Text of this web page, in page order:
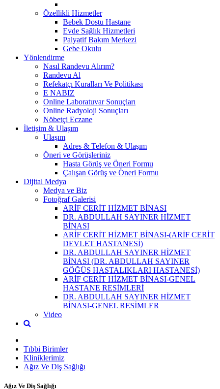
Özellikli Hizmetler
Bebek Dostu Hastane
Evde Sağlık Hizmetleri
Palyatif Bakım Merkezi
Gebe Okulu
Yönlendirme
Nasıl Randevu Alırım?
Randevu Al
Refekatçı Kuralları Ve Politikası
E NABIZ
Online Laboratuvar Sonuçları
Online Radyoloji Sonuçları
Nöbetçi Eczane
İletişim & Ulaşım
Ulaşım
Adres & Telefon & Ulaşım
Öneri ve Görüşleriniz
Hasta Görüş ve Öneri Formu
Çalışan Görüş ve Öneri Formu
Dijital Medya
Medya ve Biz
Fotoğraf Galerisi
ARİF CERİT HİZMET BİNASI
DR. ABDULLAH SAYINER HİZMET
BİNASI
ARİF CERİT HİZMET BİNASI-(ARİF CERİT
DEVLET HASTANESİ)
DR. ABDULLAH SAYINER HİZMET
BİNASI (DR. ABDULLAH SAYINER
GÖĞÜS HASTALIKLARI HASTANESİ)
ARİF CERİT HİZMET BİNASI-GENEL
HASTANE RESİMLERİ
DR. ABDULLAH SAYINER HİZMET
BİNASI-GENEL RESİMLER
Video
Tıbbi Birimler
Kliniklerimiz
Ağız Ve Diş Sağlığı
Ağız Ve Diş Sağlığı